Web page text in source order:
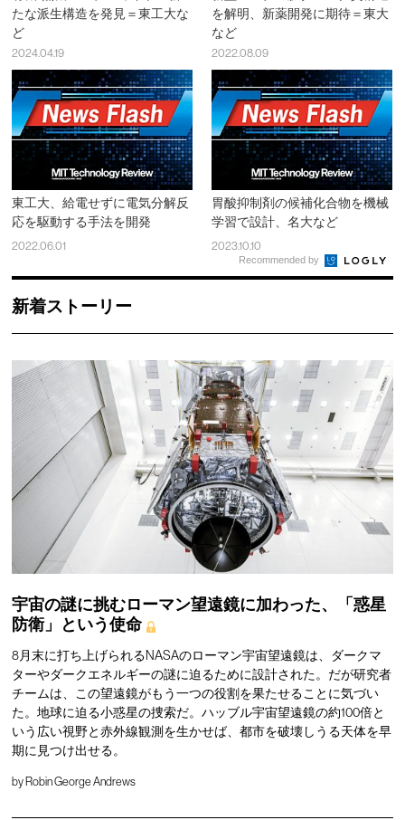
たな派生構造を発見＝東工大な
ど
2024.04.19
を解明、新薬開発に期待＝東大
など
2022.08.09
東工大、給電せずに電気分解反
応を駆動する手法を開発
2022.06.01
胃酸抑制剤の候補化合物を機械
学習で設計、名大など
2023.10.10
Recommended by
新着ストーリー
宇宙の謎に挑むローマン望遠鏡に加わった、「惑星
防衛」という使命
8月末に打ち上げられるNASAのローマン宇宙望遠鏡は、ダークマ
ターやダークエネルギーの謎に迫るために設計された。だが研究者
チームは、この望遠鏡がもう一つの役割を果たせることに気づい
た。地球に迫る小惑星の捜索だ。ハッブル宇宙望遠鏡の約100倍と
いう広い視野と赤外線観測を生かせば、都市を破壊しうる天体を早
期に見つけ出せる。
by Robin George Andrews